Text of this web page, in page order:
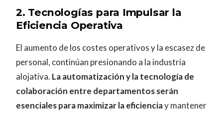
2. Tecnologías para Impulsar la
Eficiencia Operativa
El aumento de los costes operativos y la escasez de
personal, continúan presionando a la industria
alojativa. La automatización y la tecnología de
colaboración entre departamentos serán
esenciales para maximizar la eficienciay mantener